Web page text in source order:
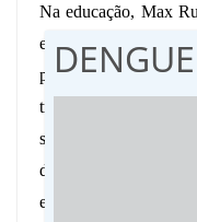
Na educação, Max
e ampliação de
projetos sociais e
trabalhadores por
salário. Aliás, a
do deputado, pois é
econômico e social.
DENGUE